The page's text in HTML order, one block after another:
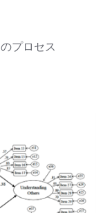
プロセス